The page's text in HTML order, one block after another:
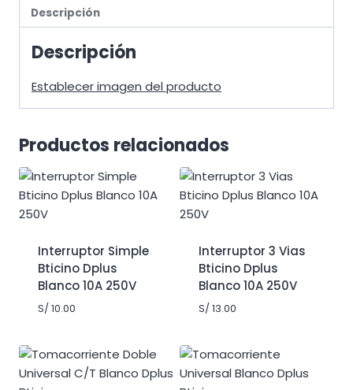
Descripción
Descripción
Establecer imagen del producto
Productos relacionados
Interruptor Simple
Bticino Dplus
Blanco 10A 250V
S/ 10.00
Interruptor 3 Vias
Bticino Dplus
Blanco 10A 250V
S/ 13.00